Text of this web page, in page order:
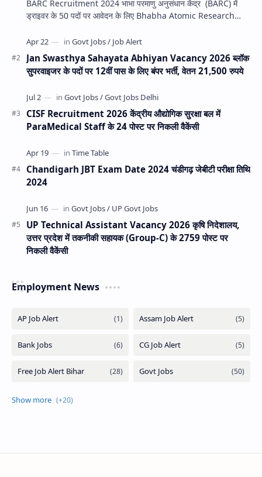
BARC Recruitment 2024 भाभा परमाणु अनुसंधान केंद्र (BARC) में
ड्राइवर के 50 पदों पर आवेदन के लिए Bhabha Atomic Research
Jan Swasthya Sahayata Abhiyan Vacancy 2026 ब्लॉक
सुपरवाइजर के पदों पर 12वीं पास के लिए बंपर भर्ती, वेतन 21,500 रुपये
CISF Recruitment 2026 केंद्रीय औद्योगिक सुरक्षा बल में
ParaMedical Staff के 24 पोस्ट पर निकली वैकेंसी
Chandigarh JBT Exam Date 2024 चंडीगढ़ जेबीटी परीक्षा तिथि
2024
UP Technical Assistant Vacancy 2026 कृषि निदेशालय,
उत्तर प्रदेश में तकनीकी सहायक (Group-C) के 2759 पोस्ट पर
निकली वैकेंसी
Employment News